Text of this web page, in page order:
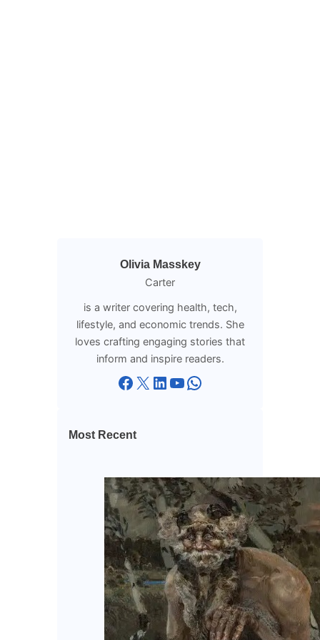
Olivia Masskey
Carter
is a writer covering health, tech,
lifestyle, and economic trends. She
loves crafting engaging stories that
inform and inspire readers.
Facebook X LinkedIn YouTube WhatsApp
Most Recent